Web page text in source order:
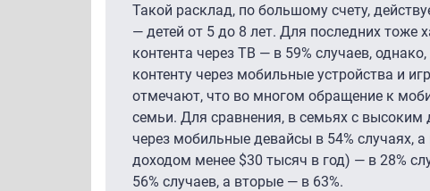
Такой расклад, по большому счету,
— детей от 5 до 8 лет. Для последних тоже
контента через ТВ — в 59% случаев,
контенту через мобильные устройства и
отмечают, что во многом обращение к
семьи. Для сравнения, в семьях с
через мобильные девайсы в 54% случаях,
доходом менее $30 тысяч в год) — в 28%
56% случаев, а вторые — в 63%.